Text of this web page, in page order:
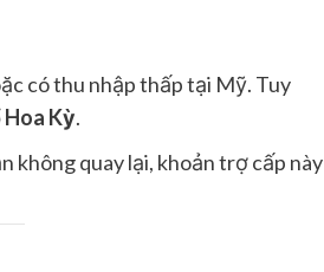
có thu nhập thấp tại Mỹ. Tuy
Kỳ.
không quay lại, khoản trợ cấp này